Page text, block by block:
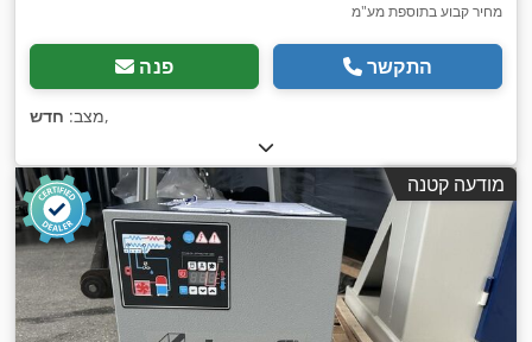
מחיר קבוע בתוספת מע"מ
פנה התקשר
מצב: חדש ,
מודעה קטנה